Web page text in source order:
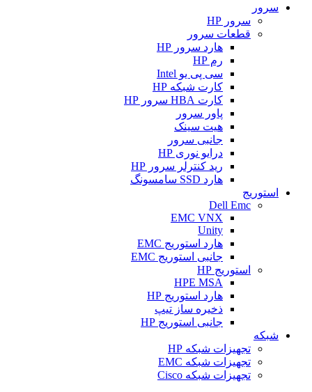
سرور
سرور HP
قطعات سرور
هارد سرور HP
رم HP
سی پی یو Intel
کارت شبکه HP
کارت HBA سرور HP
پاور سرور
هیت سینک
جانبی سرور
درایو نوری HP
رید کنترلر سرور HP
هارد SSD سامسونگ
استوریج
Dell Emc
EMC VNX
Unity
هارد استوریج EMC
جانبی استوریج EMC
استوریج HP
HPE MSA
هارد استوریج HP
ذخیره ساز تیپ
جانبی استوریج HP
شبکه
تجهیزات شبکه HP
تجهیزات شبکه EMC
تجهیزات شبکه Cisco